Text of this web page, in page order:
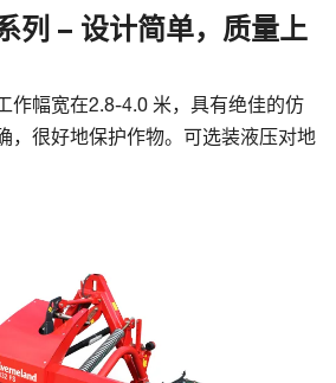
列 – 设计简单，质量上
作幅宽在2.8-4.0 米，具有绝佳的仿
，很好地保护作物。可选装液压对地